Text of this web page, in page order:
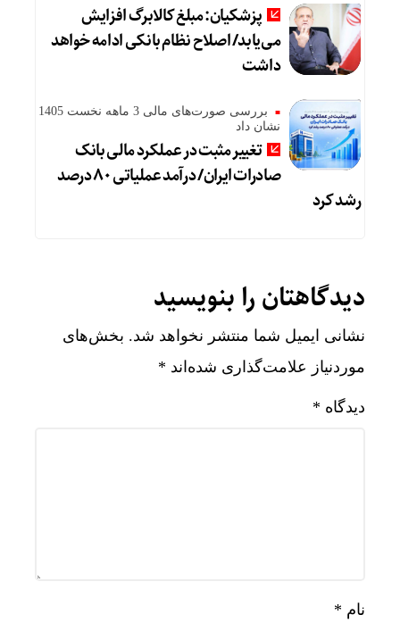
پزشکیان: مبلغ کالابرگ افزایش
می‌یابد/ اصلاح نظام بانکی ادامه خواهد
داشت
بررسی صورت‌های مالی 3 ماهه نخست 1405
نشان داد
تغییر مثبت در عملکرد مالی بانک
صادرات ایران/ درآمد عملیاتی ۸۰ درصد
رشد کرد
دیدگاهتان را بنویسید
نشانی ایمیل شما منتشر نخواهد شد. بخش‌های
موردنیاز علامت‌گذاری شده‌اند *
دیدگاه *
نام *